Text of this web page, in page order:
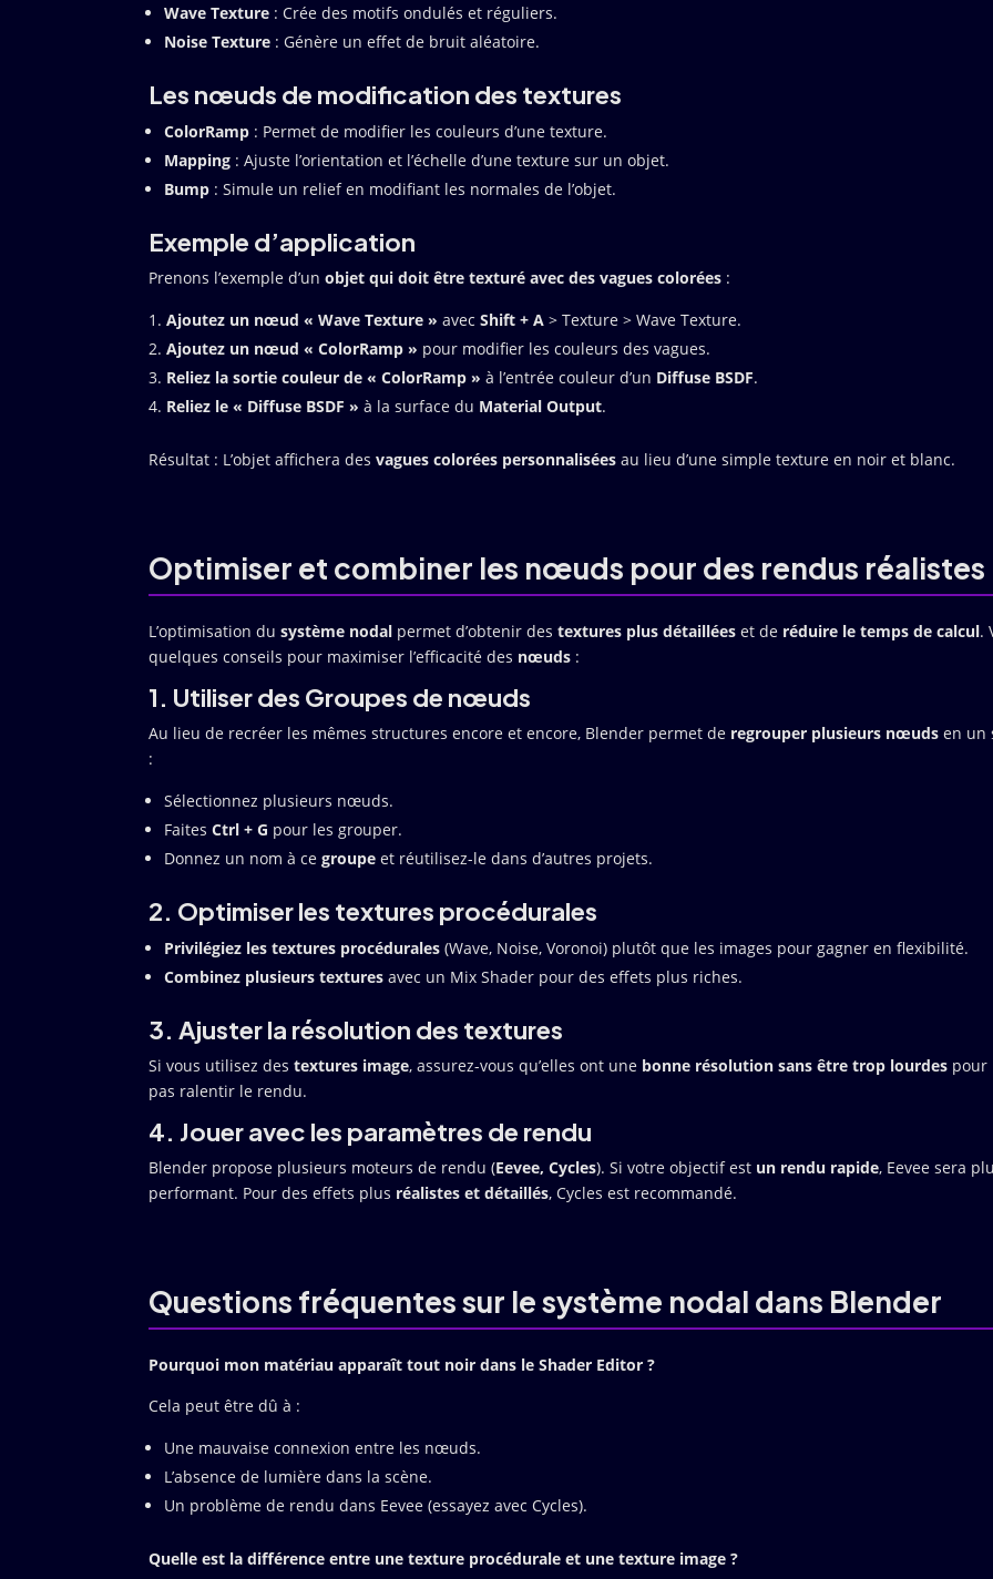
Wave Texture : Crée des motifs ondulés et réguliers.
Noise Texture : Génère un effet de bruit aléatoire.
Les nœuds de modification des textures
ColorRamp : Permet de modifier les couleurs d’une texture.
Mapping : Ajuste l’orientation et l’échelle d’une texture sur un objet.
Bump : Simule un relief en modifiant les normales de l’objet.
Exemple d’application
Prenons l’exemple d’unobjet qui doit être texturé avec des vagues colorées :
Ajoutez un nœud « Wave Texture » avecShift + A > Texture > Wave Texture.
Ajoutez un nœud « ColorRamp » pour modifier les couleurs des vagues.
Reliez la sortie couleur de « ColorRamp » à l’entrée couleur d’un Diffuse BSDF.
Reliez le « Diffuse BSDF » à la surface du Material Output.
Résultat : L’objet affichera desvagues colorées personnalisées au lieu d’une simple texture en noir et blanc.
Optimiser et combiner les nœuds pour des rendus réalistes
L’optimisation dusystème nodal permet d’obtenir destextures plus détaillées et de réduire le temps de calcul.
quelques conseils pour maximiser l’efficacité des nœuds :
1. Utiliser des Groupes de nœuds
Au lieu de recréer les mêmes structures encore et encore, Blender permet de regrouper plusieurs nœuds en un
:
Sélectionnez plusieurs nœuds.
FaitesCtrl + G pour les grouper.
Donnez un nom à cegroupe et réutilisez-le dans d’autres projets.
2. Optimiser les textures procédurales
Privilégiez les textures procédurales (Wave, Noise, Voronoi) plutôt que les images pour gagner en flexibilité.
Combinez plusieurs textures avec un Mix Shader pour des effets plus riches.
3. Ajuster la résolution des textures
Si vous utilisez destextures image, assurez-vous qu’elles ont une bonne résolution sans être trop lourdes pour
pas ralentir le rendu.
4. Jouer avec les paramètres de rendu
Blender propose plusieurs moteurs de rendu (Eevee, Cycles). Si votre objectif est un rendu rapide, Eevee sera
performant. Pour des effets plus réalistes et détaillés, Cycles est recommandé.
Questions fréquentes sur le système nodal dans Blender
Pourquoi mon matériau apparaît tout noir dans le Shader Editor ?
Cela peut être dû à :
Une mauvaise connexion entre les nœuds.
L’absence de lumière dans la scène.
Un problème de rendu dans Eevee (essayez avec Cycles).
Quelle est la différence entre une texture procédurale et une texture image ?